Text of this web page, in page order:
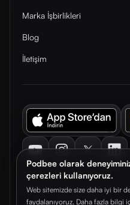
Podbee olarak
çerezleri kullanıyoruz.
Web sitemizde size daha iyi bir
faydalanıyoruz. Daha fazla bilgi
Marka İşbirlikleri
Blog
İletişim